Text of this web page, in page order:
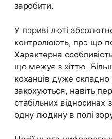
заробити.
У пориві люті
контролюють, про що
Характерна
що межує з хіттю.
коxaнців дуже
закохуються, навіть
стабільних
одну людину в полі